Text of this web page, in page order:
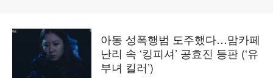
아동 성폭행범 도주했다…맘카페
난리 속 ‘킹피셔’ 공효진 등판 (‘유
부녀 킬러’)